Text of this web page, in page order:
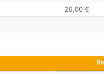
26,00 €